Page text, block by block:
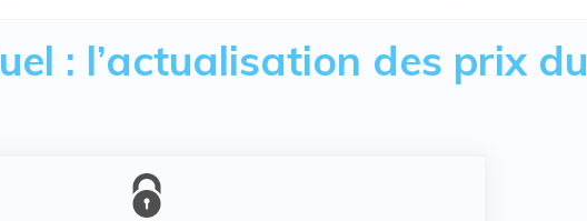
: l’actualisation des prix du